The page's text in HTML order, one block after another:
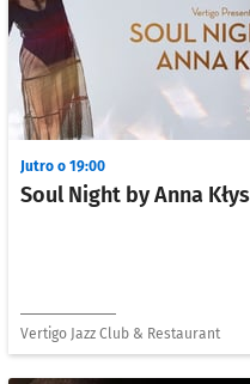
Soul Night by Anna Kłys
Jutro o 19:00
Vertigo Jazz Club & Restaurant